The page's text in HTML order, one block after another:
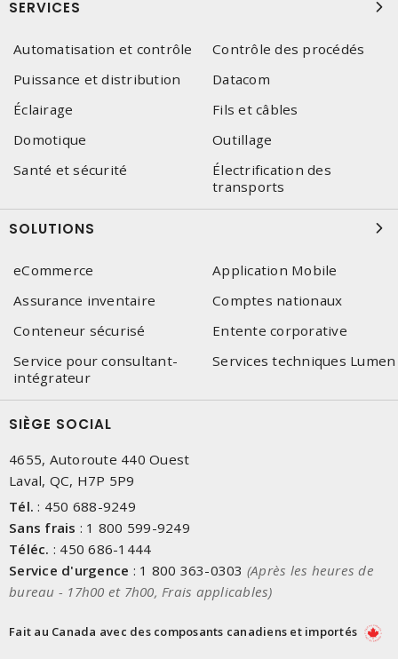
SERVICES
Automatisation et contrôle
Contrôle des procédés
Puissance et distribution
Datacom
Éclairage
Fils et câbles
Domotique
Outillage
Santé et sécurité
Électrification des
transports
SOLUTIONS
eCommerce
Application Mobile
Assurance inventaire
Comptes nationaux
Conteneur sécurisé
Entente corporative
Service pour consultant-
intégrateur
Services techniques Lumen
SIÈGE SOCIAL
4655, Autoroute 440 Ouest
Laval, QC, H7P 5P9
Tél. : 450 688-9249
Sans frais : 1 800 599-9249
Téléc. : 450 686-1444
Service d'urgence : 1 800 363-0303 (Après les heures de
bureau - 17h00 et 7h00, Frais applicables)
Fait au Canada avec des composants canadiens et importés